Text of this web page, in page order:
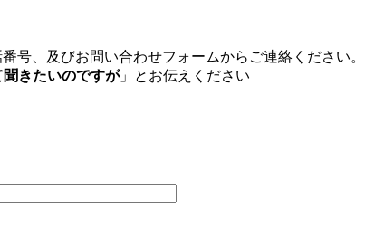
号、及びお問い合わせフォームからご連絡ください。
聞きたいのですが」とお伝えください